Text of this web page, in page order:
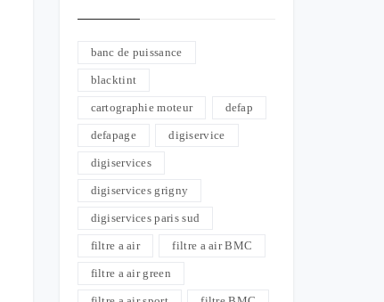
banc de puissance
blacktint
cartographie moteur defap
defapage digiservice
digiservices
digiservices grigny
digiservices paris sud
filtre a air filtre a air BMC
filtre a air green